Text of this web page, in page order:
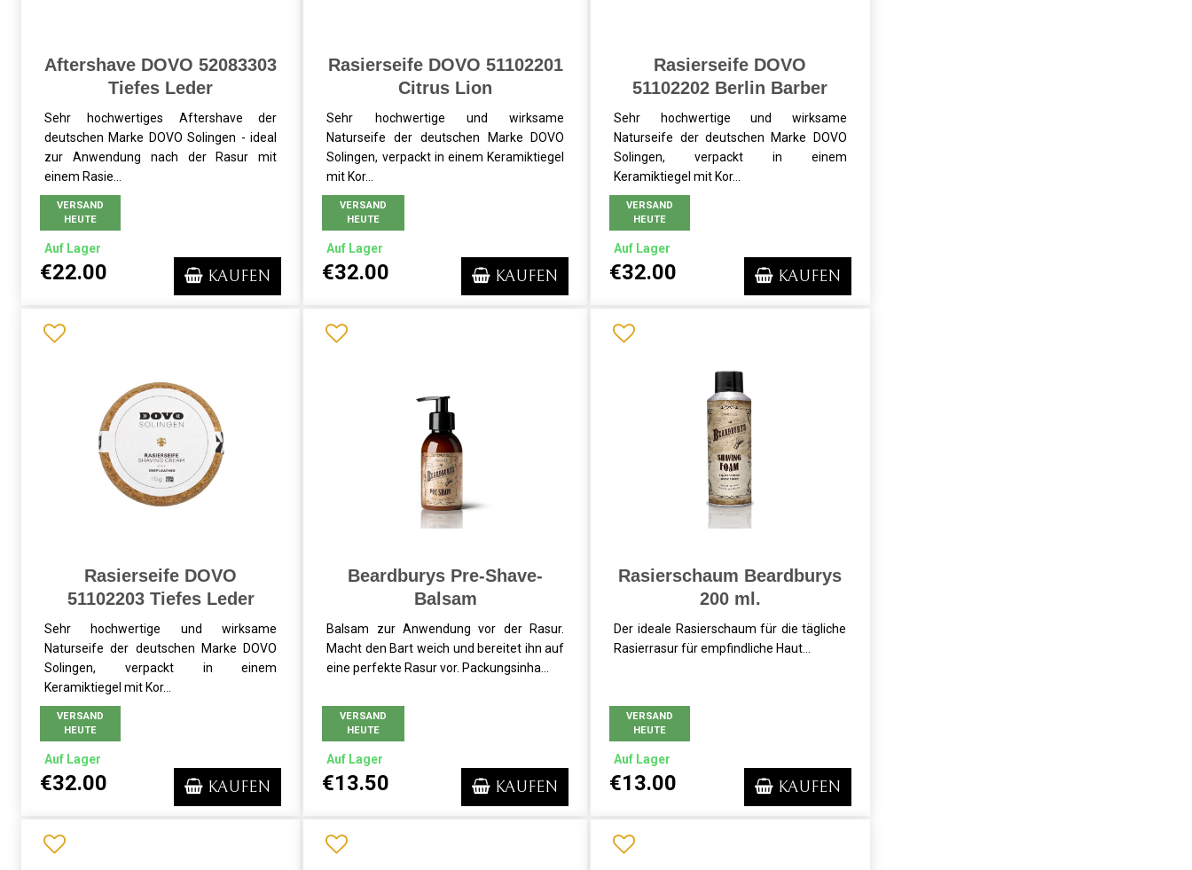
Aftershave DOVO 52083303
Tiefes Leder
Sehr hochwertiges Aftershave der
deutschen Marke DOVO Solingen - ideal
zur Anwendung nach der Rasur mit
einem Rasie...
VERSAND
HEUTE
Auf Lager
€22.00 KAUFEN
Rasierseife DOVO 51102201
Citrus Lion
Sehr hochwertige und wirksame
Naturseife der deutschen Marke DOVO
Solingen, verpackt in einem Keramiktiegel
mit Kor...
VERSAND
HEUTE
Auf Lager
€32.00 KAUFEN
Rasierseife DOVO
51102202 Berlin Barber
Sehr hochwertige und wirksame
Naturseife der deutschen Marke DOVO
Solingen, verpackt in einem
Keramiktiegel mit Kor...
VERSAND
HEUTE
Auf Lager
€32.00 KAUFEN
Rasierseife DOVO
51102203 Tiefes Leder
Sehr hochwertige und wirksame
Naturseife der deutschen Marke DOVO
Solingen, verpackt in einem
Keramiktiegel mit Kor...
VERSAND
HEUTE
Auf Lager
€32.00 KAUFEN
Beardburys Pre-Shave-
Balsam
Balsam zur Anwendung vor der Rasur.
Macht den Bart weich und bereitet ihn auf
eine perfekte Rasur vor. Packungsinha...
VERSAND
HEUTE
Auf Lager
€13.50 KAUFEN
Rasierschaum Beardburys
200 ml.
Der ideale Rasierschaum für die tägliche
Rasierrasur für empfindliche Haut...
VERSAND
HEUTE
Auf Lager
€13.00 KAUFEN